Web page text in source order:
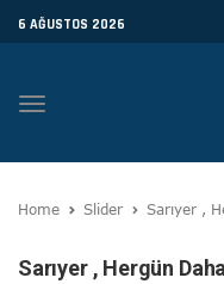
6 AĞUSTOS 2026
Toggle
Home Slider Sarıyer ,
Sarıyer , Hergün